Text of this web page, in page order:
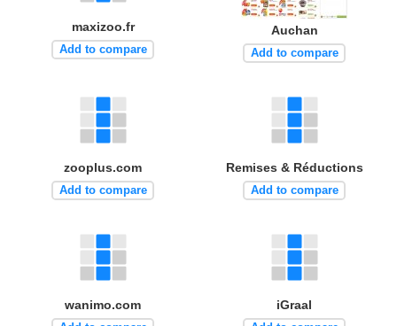
maxizoo.fr
Add to compare
Auchan
Add to compare
zooplus.com
Add to compare
Remises & Réductions
Add to compare
wanimo.com iGraal